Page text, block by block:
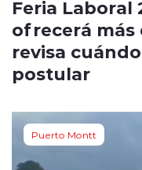
Feria
ofrecerá más
revisa
postular
Puerto Montt